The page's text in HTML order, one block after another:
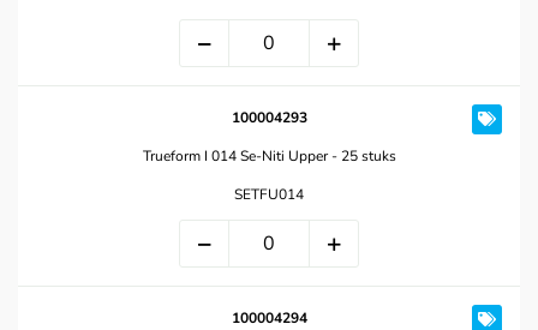
100004293
Trueform I 014 Se-Niti Upper - 25 stuks
SETFU014
100004294